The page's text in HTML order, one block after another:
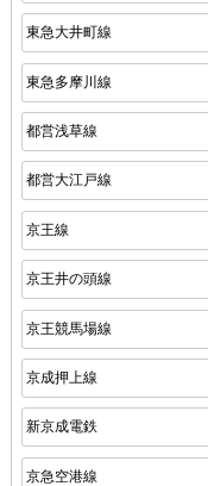
東急大井町線
東急多摩川線
都営浅草線
都営大江戸線
京王線
京王井の頭線
京王競馬場線
京成押上線
新京成電鉄
京急空港線